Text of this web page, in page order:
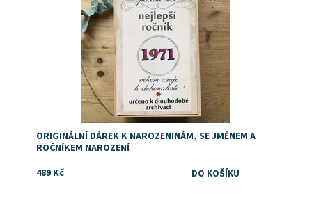
ORIGINÁLNÍ DÁREK K NAROZENINÁM, SE JMÉNEM A
ROČNÍKEM NAROZENÍ
489 Kč